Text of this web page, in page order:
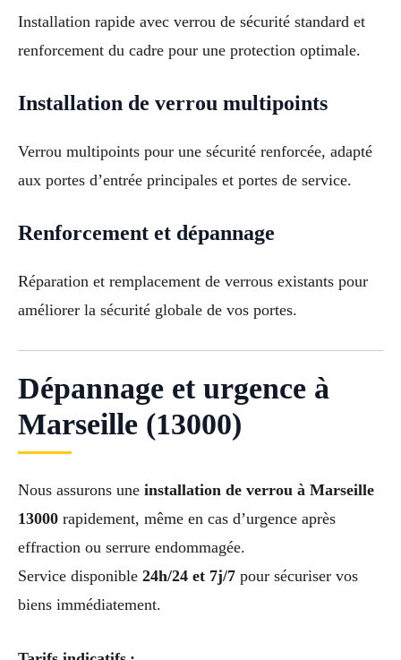
Installation rapide avec verrou de sécurité standard et
renforcement du cadre pour une protection optimale.
Installation de verrou multipoints
Verrou multipoints pour une sécurité renforcée, adapté
aux portes d’entrée principales et portes de service.
Renforcement et dépannage
Réparation et remplacement de verrous existants pour
améliorer la sécurité globale de vos portes.
Dépannage et urgence à
Marseille (13000)
Nous assurons une installation de verrou à Marseille
13000 rapidement, même en cas d’urgence après
effraction ou serrure endommagée.
Service disponible 24h/24 et 7j/7 pour sécuriser vos
biens immédiatement.